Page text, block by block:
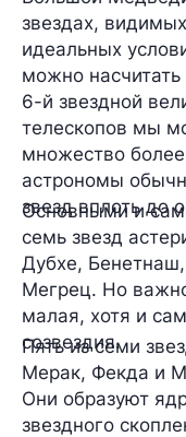
звездах,
идеальных
можно
6-й звездной
телескопов мы
множество
астрономы
звезд вплоть до
Основными и
семь звезд
Дубхе,
Мегрец. Но
малая, хотя и
созвездия.
Пять из семи
Мерак, Фекда и
Они образуют
звездного